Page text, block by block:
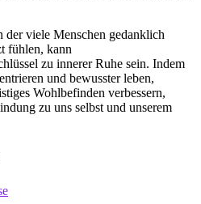
viele Menschen gedanklich
fühlen, kann
zu innerer Ruhe sein. Indem
und bewusster leben,
Wohlbefinden verbessern,
zu uns selbst und unserem